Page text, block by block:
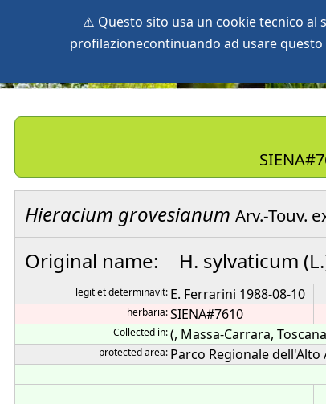
⚠️ Questo sito usa un cookie tecnico al
profilazionecontinuando ad usare
Hieracium grovesianum Arv.-Touv.
Original name:
H. sylvaticum
legit et determinavit: E. Ferrarini 1988-08-10
herbaria:SIENA#7610
Collected in:(, Massa-Carrara,
protected area: Parco Regionale